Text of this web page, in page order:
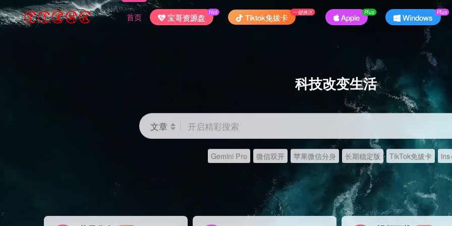
首页 宝哥资源盘
Hot
Tiktok免拔卡
一键换区
Apple
Plus
Windows
Plus
科技改变生活
文章 开启精彩搜索
Gemini Pro 微信双开 苹果微信分身 长期稳定版 TikTok免拔卡